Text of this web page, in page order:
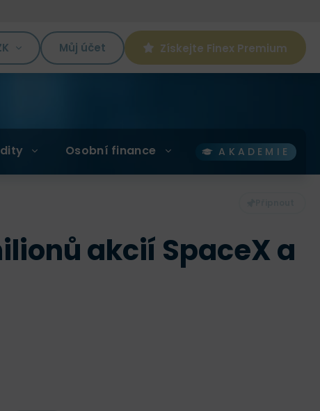
Můj účet Získejte Finex Premium
Osobní finance AKADEMIE
akcií SpaceX a